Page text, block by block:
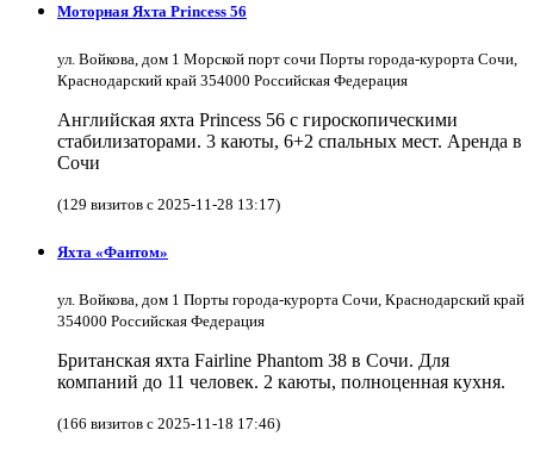
Моторная Яхта Princess 56
ул. Войкова, дом 1 Морской порт сочи Порты города-курорта Сочи,
Краснодарский край 354000 Российская Федерация
Английская яхта Princess 56 с гироскопическими
стабилизаторами. 3 каюты, 6+2 спальных мест. Аренда в
Сочи
(129 визитов с 2025-11-28 13:17)
Яхта «Фантом»
ул. Войкова, дом 1 Порты города-курорта Сочи, Краснодарский край
354000 Российская Федерация
Британская яхта Fairline Phantom 38 в Сочи. Для
компаний до 11 человек. 2 каюты, полноценная кухня.
(166 визитов с 2025-11-18 17:46)